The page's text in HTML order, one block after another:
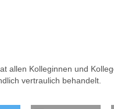
allen Kolleginnen und
vertraulich behandelt.